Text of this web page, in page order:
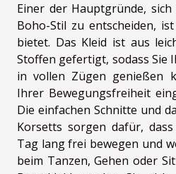
Einer der Hauptgründe,
Boho-Stil zu entscheiden,
bietet. Das Kleid ist aus
Stoffen gefertigt, sodass Sie
in vollen Zügen genießen
Ihrer Bewegungsfreiheit
Die einfachen Schnitte und
Korsetts sorgen dafür,
Tag lang frei bewegen und
beim Tanzen, Gehen oder